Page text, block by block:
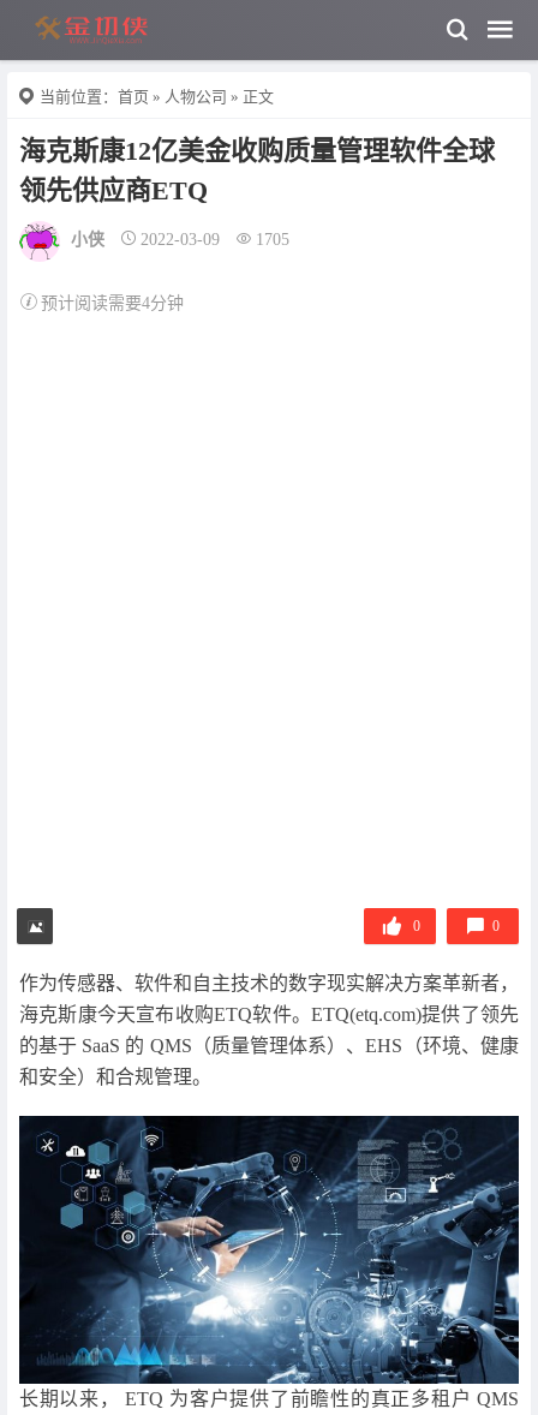
当前位置： 首页 » 人物公司 » 正文
海克斯康12亿美金收购质量管理软件全球
领先供应商ETQ
小侠 2022-03-09 1705
预计阅读需要4分钟
0 0
作为传感器、软件和自主技术的数字现实解决方案革新者，
海克斯康今天宣布收购ETQ软件。ETQ(etq.com)提供了领先
的基于 SaaS 的 QMS（质量管理体系）、EHS（环境、健康
和安全）和合规管理。
长期以来， ETQ 为客户提供了前瞻性的真正多租户 QMS